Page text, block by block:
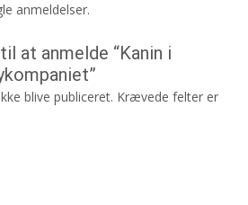
anmeldelser.
at anmelde “Kanin i
blive publiceret. Krævede felter er